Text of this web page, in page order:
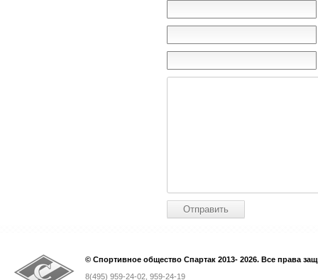
© Спортивное общество Спартак 2013- 2026. Все права
8(495) 959-24-02, 959-24-19